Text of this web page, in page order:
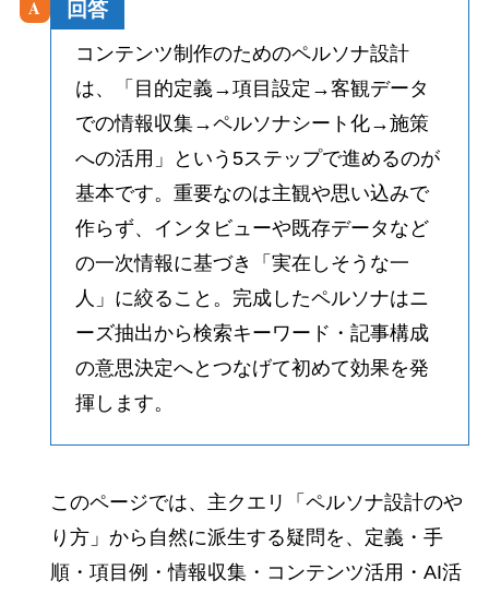
A 回答
コンテンツ制作のためのペルソナ設計
は、「目的定義→項目設定→客観データ
での情報収集→ペルソナシート化→施策
への活用」という5ステップで進めるのが
基本です。重要なのは主観や思い込みで
作らず、インタビューや既存データなど
の一次情報に基づき「実在しそうな一
人」に絞ること。完成したペルソナはニ
ーズ抽出から検索キーワード・記事構成
の意思決定へとつなげて初めて効果を発
揮します。
このページでは、主クエリ「ペルソナ設計のや
り方」から自然に派生する疑問を、定義・手
順・項目例・情報収集・コンテンツ活用・AI活